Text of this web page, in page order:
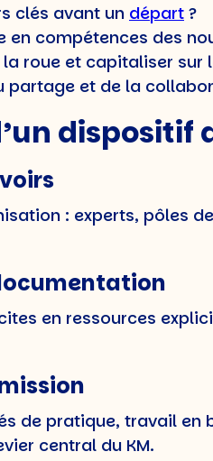
clés avant un départ ?
compétences des
roue et capitaliser sur
partage et de la
: experts, pôles
en ressources
de pratique, travail en
central du KM.